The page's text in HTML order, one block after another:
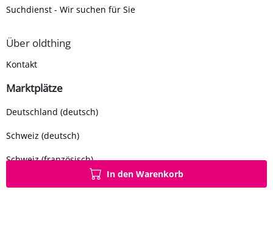
In den Warenkorb
Suchdienst - Wir suchen für Sie
Über oldthing
Kontakt
Marktplätze
Deutschland (deutsch)
Schweiz (deutsch)
Schweiz (französisch)
Frankreich (französisch)